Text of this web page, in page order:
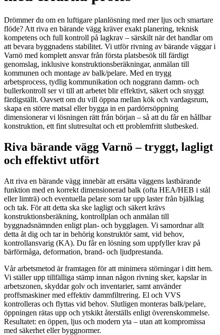
Drömmer du om en luftigare planlösning med mer ljus och smartare
flöde? Att riva en bärande vägg kräver exakt planering, teknisk
kompetens och full kontroll på lagkrav – särskilt när det handlar om
att bevara byggnadens stabilitet. Vi utför rivning av bärande väggar i
Varnö med komplett ansvar från första platsbesök till färdigt
genomslag, inklusive konstruktionsberäkningar, anmälan till
kommunen och montage av balk/pelare. Med en trygg
arbetsprocess, tydlig kommunikation och noggrann damm- och
bullerkontroll ser vi till att arbetet blir effektivt, säkert och snyggt
färdigställt. Oavsett om du vill öppna mellan kök och vardagsrum,
skapa en större matsal eller bygga in en pardörrsöppning
dimensionerar vi lösningen rätt från början – så att du får en hållbar
konstruktion, ett fint slutresultat och ett problemfritt slutbesked.
Riva bärande vägg Varnö – tryggt, lagligt
och effektivt utfört
Att riva en bärande vägg innebär att ersätta väggens lastbärande
funktion med en korrekt dimensionerad balk (ofta HEA/HEB i stål
eller limträ) och eventuella pelare som tar upp laster från bjälklag
och tak. För att detta ska ske lagligt och säkert krävs
konstruktionsberäkning, kontrollplan och anmälan till
byggnadsnämnden enligt plan- och bygglagen. Vi samordnar allt
detta åt dig och tar in behörig konstruktör samt, vid behov,
kontrollansvarig (KA). Du får en lösning som uppfyller krav på
bärförmåga, deformation, brand- och ljudprestanda.
Vår arbetsmetod är framtagen för att minimera störningar i ditt hem.
Vi ställer upp tillfälliga stämp innan någon rivning sker, kapslar in
arbetszonen, skyddar golv och inventarier, samt använder
proffsmaskiner med effektiv dammfiltrering. El och VVS
kontrolleras och flyttas vid behov. Slutligen monteras balk/pelare,
öppningen rätas upp och ytskikt återställs enligt överenskommelse.
Resultatet: en öppen, ljus och modern yta – utan att kompromissa
med säkerhet eller byggnormer.